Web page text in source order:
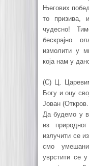
Његових
то призива,
чудесно!
бескрајно
измолити у
која нам у
(C) Ц.
Богу и оцу
Јован
Да будемо у
из
излучити се
смо
уврстити се